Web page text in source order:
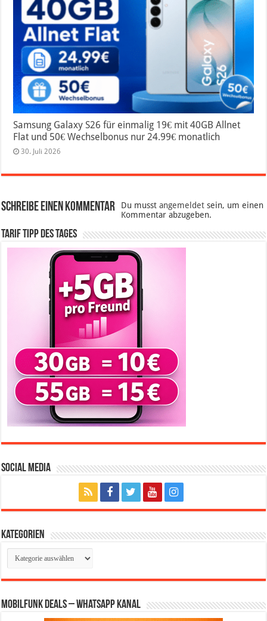
Samsung Galaxy S26 für einmalig 19€ mit 40GB Allnet
Flat und 50€ Wechselbonus nur 24.99€ monatlich
30. Juli 2026
Schreibe einen Kommentar Du musstangemeldet sein, um einen
Kommentar abzugeben.
Tarif Tipp des Tages
Social Media
Kategorien
Kategorien
Mobilfunk Deals – WhatsApp Kanal